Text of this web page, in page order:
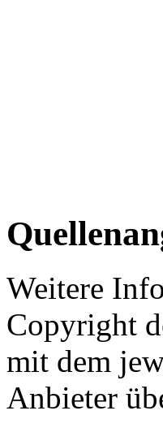
Weitere
Copyright
mit dem
Anbieter